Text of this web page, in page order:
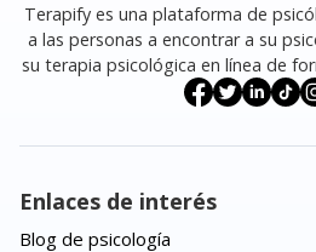
Terapify es una plataforma de
a las personas a encontrar a su
su terapia psicológica en línea de
Enlaces de interés
Blog de psicología